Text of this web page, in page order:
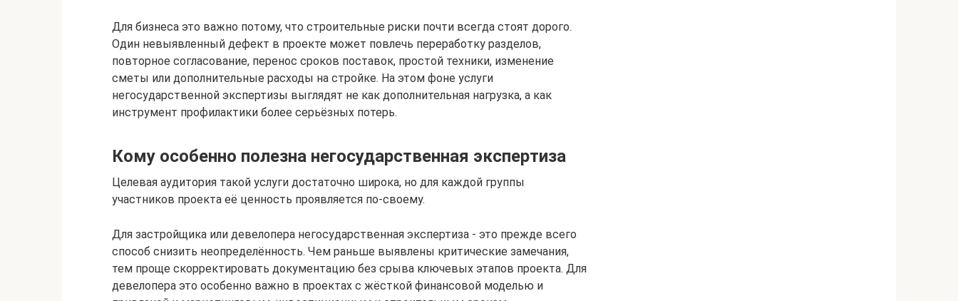
Для бизнеса это важно потому, что строительные риски почти всегда стоят дорого.
Один невыявленный дефект в проекте может повлечь переработку разделов,
повторное согласование, перенос сроков поставок, простой техники, изменение
сметы или дополнительные расходы на стройке. На этом фоне услуги
негосударственной экспертизы выглядят не как дополнительная нагрузка, а как
инструмент профилактики более серьёзных потерь.
Кому особенно полезна негосударственная экспертиза
Целевая аудитория такой услуги достаточно широка, но для каждой группы
участников проекта её ценность проявляется по-своему.
Для застройщика или девелопера негосударственная экспертиза - это прежде всего
способ снизить неопределённость. Чем раньше выявлены критические замечания,
тем проще скорректировать документацию без срыва ключевых этапов проекта. Для
девелопера это особенно важно в проектах с жёсткой финансовой моделью и